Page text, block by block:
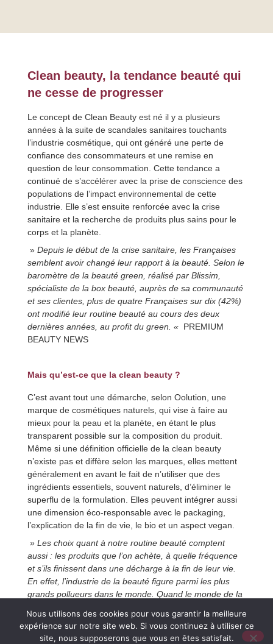
Clean beauty, la tendance beauté qui
ne cesse de progresser
Le concept de Clean Beauty est né il y a plusieurs
années à la suite de scandales sanitaires touchants
l’industrie cosmétique, qui ont généré une perte de
confiance des consommateurs et une remise en
question de leur consommation. Cette tendance a
continué de s’accélérer avec la prise de conscience des
populations de l’impact environnemental de cette
industrie. Elle s’est ensuite renforcée avec la crise
sanitaire et la recherche de produits plus sains pour le
corps et la planète.
» Depuis le début de la crise sanitaire, les Françaises
semblent avoir changé leur rapport à la beauté. Selon le
baromètre de la beauté green, réalisé par Blissim,
spécialiste de la box beauté, auprès de sa communauté
et ses clientes, plus de quatre Françaises sur dix (42%)
ont modifié leur routine beauté au cours des deux
dernières années, au profit du green. « PREMIUM
BEAUTY NEWS
Mais qu’est-ce que la clean beauty ?
C’est avant tout une démarche, selon Oolution, une
marque de cosmétiques naturels, qui vise à faire au
mieux pour la peau et la planète, en étant le plus
transparent possible sur la composition du produit.
Même si une définition officielle de la clean beauty
n’existe pas et diffère selon les marques, elles mettent
généralement en avant le fait de n’utiliser que des
ingrédients essentiels, souvent naturels, d’éliminer le
superflu de la formulation. Elles peuvent intégrer aussi
une dimension éco-responsable avec le packaging,
l’explication de la fin de vie, le bio et un aspect vegan.
» Les choix quant à notre routine beauté comptent
aussi : les produits que l’on achète, à quelle fréquence
et s’ils finissent dans une décharge à la fin de leur vie.
En effet, l’industrie de la beauté figure parmi les plus
grands pollueurs dans le monde. Quand le monde de la
métamorphosent en formules plus clean, lovées dans
des formats rechargeables. » VOGUE
Nous utilisons des cookies pour vous garantir la meilleure
expérience sur notre site web. Si vous continuez à utiliser ce
site, nous supposerons que vous en êtes satisfait.